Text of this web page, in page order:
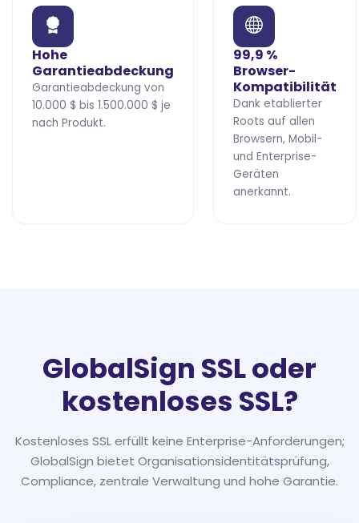
Hohe
Garantieabdeckung
Garantieabdeckung von
10.000 $ bis 1.500.000 $ je
nach Produkt.
99,9 %
Browser-
Kompatibilität
Dank etablierter
Roots auf allen
Browsern, Mobil-
und Enterprise-
Geräten
anerkannt.
GlobalSign SSL oder
kostenloses SSL?
Kostenloses SSL erfüllt keine Enterprise-Anforderungen;
GlobalSign bietet Organisationsidentitätsprüfung,
Compliance, zentrale Verwaltung und hohe Garantie.